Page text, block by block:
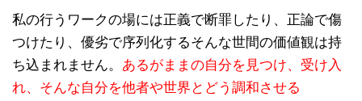
私の行うワークの場には正義で断罪したり、正論で傷
つけたり、優劣で序列化するそんな世間の価値観は持
ち込まれません。 あるがままの自分を見つけ、受け入
れ、そんな自分を他者や世界とどう調和させる